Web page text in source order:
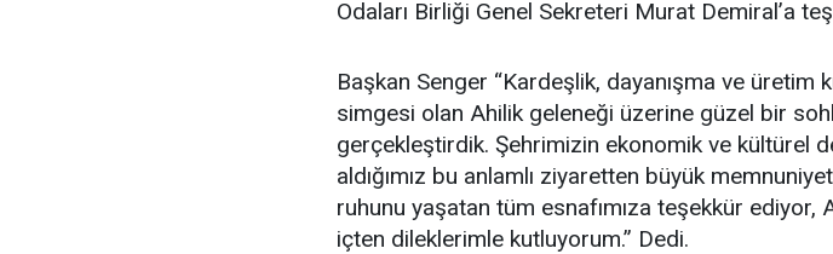
Odaları Birliği Genel Sekreteri Murat Demiral’a
Başkan Senger “Kardeşlik, dayanışma ve üretim
simgesi olan Ahilik geleneği üzerine güzel bir
gerçekleştirdik. Şehrimizin ekonomik ve kültürel
aldığımız bu anlamlı ziyaretten büyük
ruhunu yaşatan tüm esnafımıza teşekkür ediyor,
içten dileklerimle kutluyorum.” Dedi.